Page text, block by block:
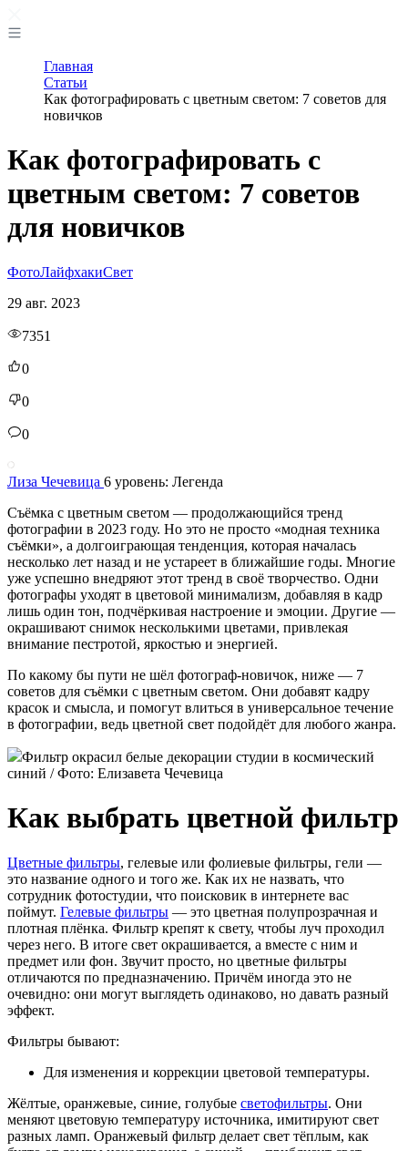
Главная
Статьи
Как фотографировать с цветным светом: 7 советов для
новичков
Как фотографировать с
цветным светом: 7 советов
для новичков
ФотоЛайфхакиСвет
29 авг. 2023
7351
0
0
0
Лиза Чечевица 6 уровень: Легенда
Съёмка с цветным светом — продолжающийся тренд
фотографии в 2023 году. Но это не просто «модная техника
съёмки», а долгоиграющая тенденция, которая началась
несколько лет назад и не устареет в ближайшие годы. Многие
уже успешно внедряют этот тренд в своё творчество. Одни
фотографы уходят в цветовой минимализм, добавляя в кадр
лишь один тон, подчёркивая настроение и эмоции. Другие —
окрашивают снимок несколькими цветами, привлекая
внимание пестротой, яркостью и энергией.
По какому бы пути не шёл фотограф-новичок, ниже — 7
советов для съёмки с цветным светом. Они добавят кадру
красок и смысла, и помогут влиться в универсальное течение
в фотографии, ведь цветной свет подойдёт для любого жанра.
Фильтр окрасил белые декорации студии в космический
синий / Фото: Елизавета Чечевица
Как выбрать цветной фильтр
Цветные фильтры, гелевые или фолиевые фильтры, гели —
это название одного и того же. Как их не назвать, что
сотрудник фотостудии, что поисковик в интернете вас
поймут. Гелевые фильтры — это цветная полупрозрачная и
плотная плёнка. Фильтр крепят к свету, чтобы луч проходил
через него. В итоге свет окрашивается, а вместе с ним и
предмет или фон. Звучит просто, но цветные фильтры
отличаются по предназначению. Причём иногда это не
очевидно: они могут выглядеть одинаково, но давать разный
эффект.
Фильтры бывают:
Для изменения и коррекции цветовой температуры.
Жёлтые, оранжевые, синие, голубые светофильтры. Они
меняют цветовую температуру источника, имитируют свет
разных ламп. Оранжевый фильтр делает свет тёплым, как